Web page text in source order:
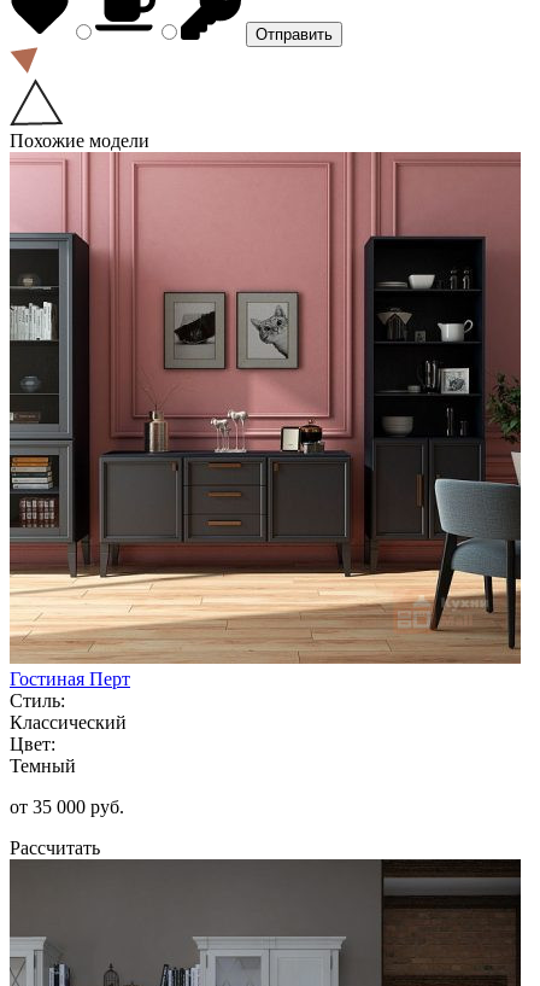
Похожие модели
Гостиная Перт
Стиль:
Классический
Цвет:
Темный
от 35 000 руб.
Рассчитать